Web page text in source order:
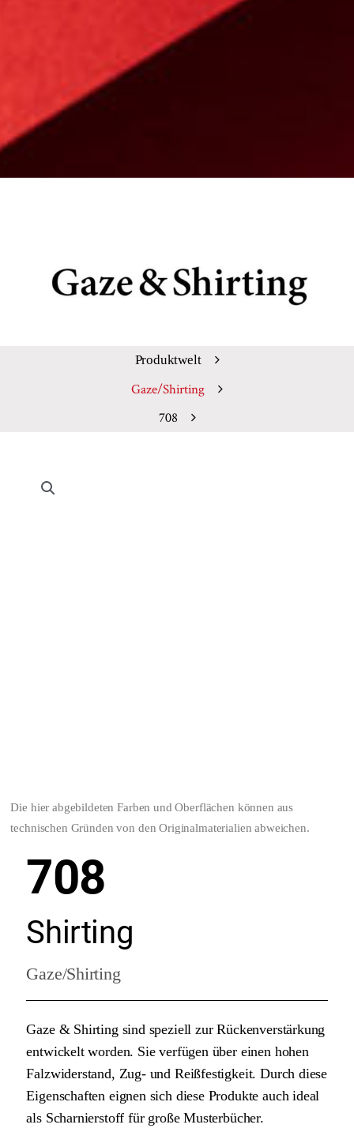
Produktwelt
Gaze/Shirting
708
Die hier abgebildeten Farben und Oberflächen können aus
technischen Gründen von den Originalmaterialien abweichen.
708
Shirting
Gaze/Shirting
Gaze & Shirting sind speziell zur Rückenverstärkung
entwickelt worden. Sie verfügen über einen hohen
Falzwiderstand, Zug- und Reißfestigkeit. Durch diese
Eigenschaften eignen sich diese Produkte auch ideal
als Scharnierstoff für große Musterbücher.